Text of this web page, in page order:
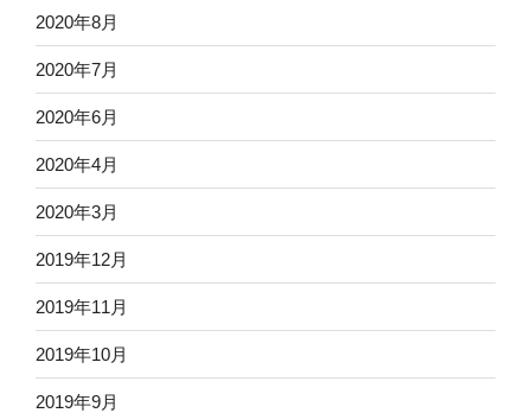
2020年8月
2020年7月
2020年6月
2020年4月
2020年3月
2019年12月
2019年11月
2019年10月
2019年9月